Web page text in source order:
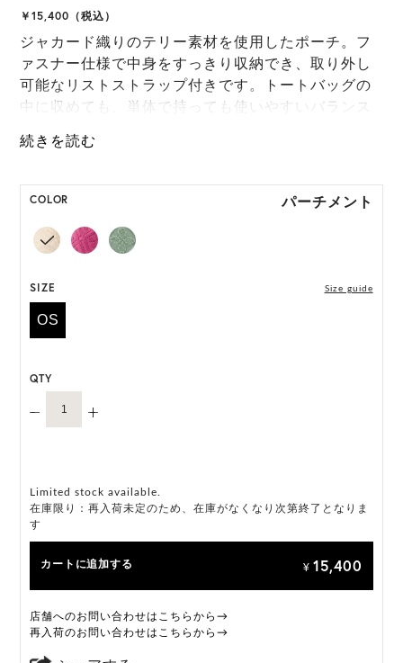
￥15,400（税込）
ジャカード織りのテリー素材を使用したポーチ。フ
ァスナー仕様で中身をすっきり収納でき、取り外し
可能なリストストラップ付きです。トートバッグの
中に収めても、単体で持っても使いやすいバランス
体差が生じます。
HAT BOX(有償 GIFT BOX）対象商品
COLOR パーチメント
SIZE Size guide
OS
QTY
Limited stock available.
在庫限り：再入荷未定のため、在庫がなくなり次第終了となりま
す
カートに追加する ¥ 15,400
店舗へのお問い合わせはこちらから→
再入荷のお問い合わせはこちらから→